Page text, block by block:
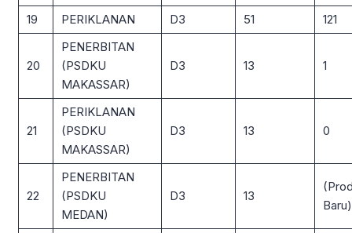
19
PERIKLANAN D3 51 121
20
PENERBITAN
(PSDKU
MAKASSAR)
D3 13 1
21
PERIKLANAN
(PSDKU
MAKASSAR)
D3 13 0
22
PENERBITAN
(PSDKU
MEDAN)
D3 13
Baru)